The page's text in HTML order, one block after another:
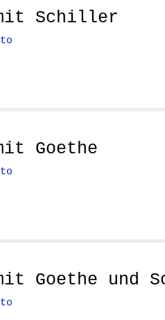
mit Schiller
Goethe
Goethe und